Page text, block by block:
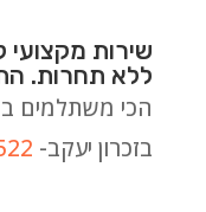
שירות מקצועי
ללא תחרות.
הכי משתלמים
בזכרון יעקב-